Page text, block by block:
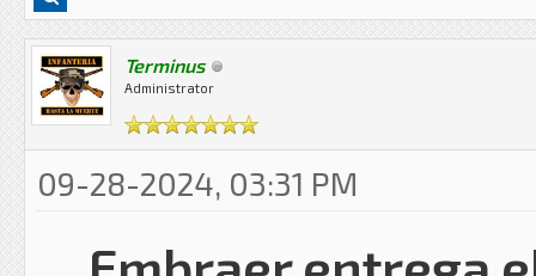
Terminus
Administrator
09-28-2024, 03:31 PM